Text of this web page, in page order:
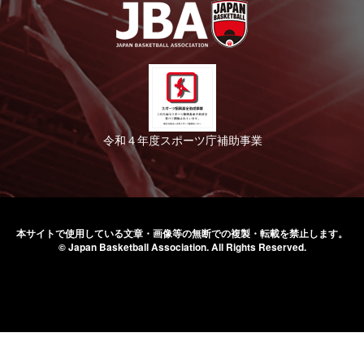
令和４年度スポーツ庁補助事業
本サイトで使用している文章・画像等の無断での複製・転載を禁止します。
© Japan Basketball Association.All Rights Reserved.